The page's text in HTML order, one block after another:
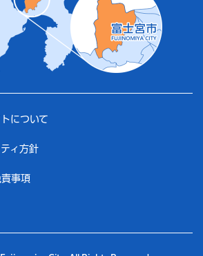
について
ィ方針
事項